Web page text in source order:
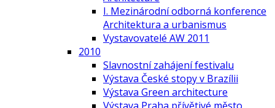
I. Mezinárodní odborná konference
Architektura a urbanismus
Vystavovatelé AW 2011
2010
Slavnostní zahájení festivalu
Výstava České stopy v Brazílii
Výstava Green architecture